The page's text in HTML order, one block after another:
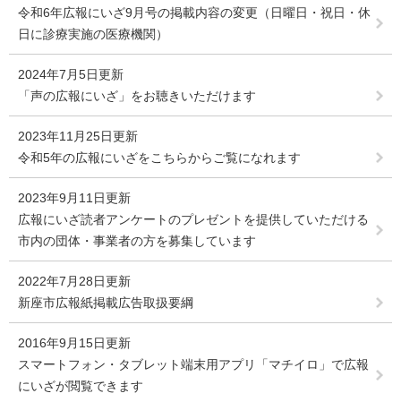
令和6年広報にいざ9月号の掲載内容の変更（日曜日・祝日・休
日に診療実施の医療機関）
2024年7月5日更新
「声の広報にいざ」をお聴きいただけます
2023年11月25日更新
令和5年の広報にいざをこちらからご覧になれます
2023年9月11日更新
広報にいざ読者アンケートのプレゼントを提供していただける
市内の団体・事業者の方を募集しています
2022年7月28日更新
新座市広報紙掲載広告取扱要綱
2016年9月15日更新
スマートフォン・タブレット端末用アプリ「マチイロ」で広報
にいざが閲覧できます